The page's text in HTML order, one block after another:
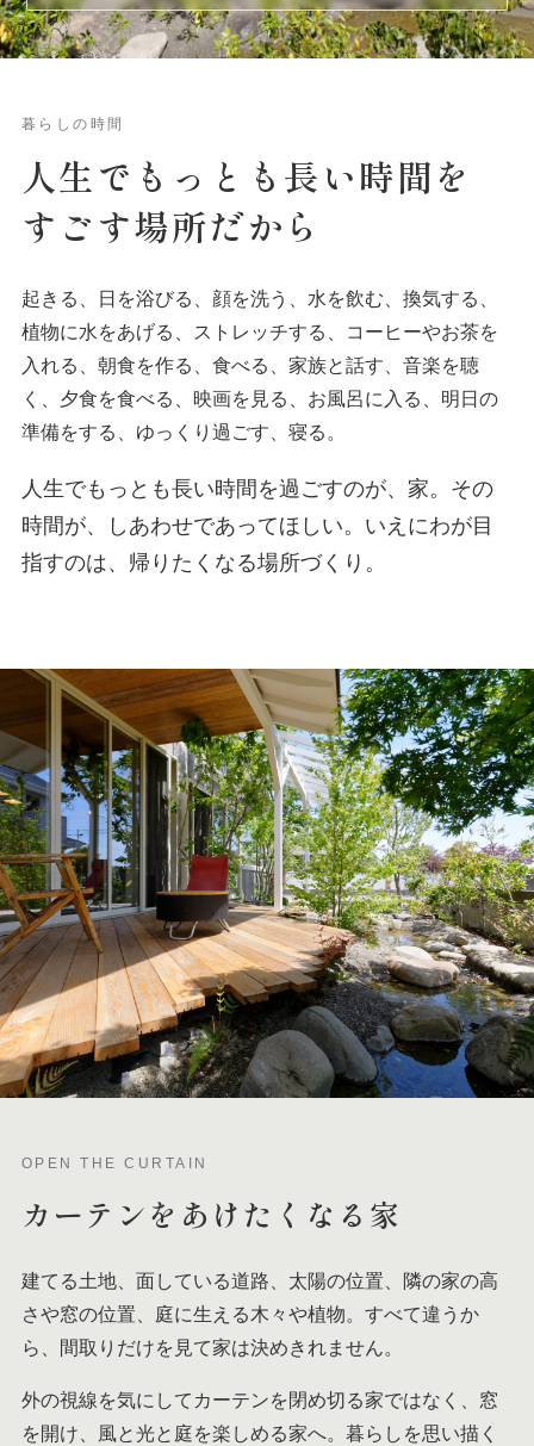
暮らしの時間
人生でもっとも 長い時間を
すごす場所だから
起きる、日を浴びる、顔を洗う、水を飲む、換気する、
植物に水をあげる、ストレッチする、コーヒーやお茶を
入れる、朝食を作る、食べる、家族と話す、音楽を聴
く、夕食を食べる、映画を見る、お風呂に入る、明日の
準備をする、ゆっくり過ごす、寝る。
人生でもっとも長い時間を過ごすのが、家。その
時間が、しあわせであってほしい。いえにわが目
指すのは、帰りたくなる場所づくり。
OPEN THE CURTAIN
カーテンを あけたくなる家
建てる土地、面している道路、太陽の位置、隣の家の高
さや窓の位置、庭に生える木々や植物。すべて違うか
ら、間取りだけを見て家は決めきれません。
外の視線を気にしてカーテンを閉め切る家ではなく、窓
を開け、風と光と庭を楽しめる家へ。暮らしを思い描く